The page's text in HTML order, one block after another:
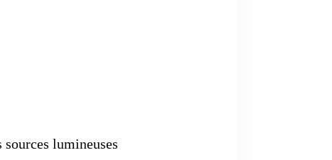
lumineuses